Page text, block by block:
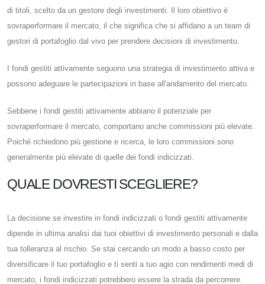
di titoli, scelto da un gestore degli investimenti. Il loro obiettivo è
sovraperformare il mercato, il che significa che si affidano a un team di
gestori di portafoglio dal vivo per prendere decisioni di investimento.
I fondi gestiti attivamente seguono una strategia di investimento attiva e
possono adeguare le partecipazioni in base all'andamento del mercato.
Sebbene i fondi gestiti attivamente abbiano il potenziale per
sovraperformare il mercato, comportano anche commissioni più elevate.
Poiché richiedono più gestione e ricerca, le loro commissioni sono
generalmente più elevate di quelle dei fondi indicizzati.
QUALE DOVRESTI SCEGLIERE?
La decisione se investire in fondi indicizzati o fondi gestiti attivamente
dipende in ultima analisi dai tuoi obiettivi di investimento personali e dalla
tua tolleranza al rischio. Se stai cercando un modo a basso costo per
diversificare il tuo portafoglio e ti senti a tuo agio con rendimenti medi di
mercato, i fondi indicizzati potrebbero essere la strada da percorrere.